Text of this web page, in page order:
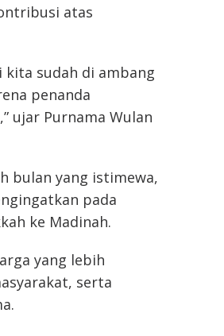
atas
kita sudah di ambang
penanda
ujar Purnama Wulan
bulan yang istimewa,
pada
ke Madinah.
yang lebih
serta